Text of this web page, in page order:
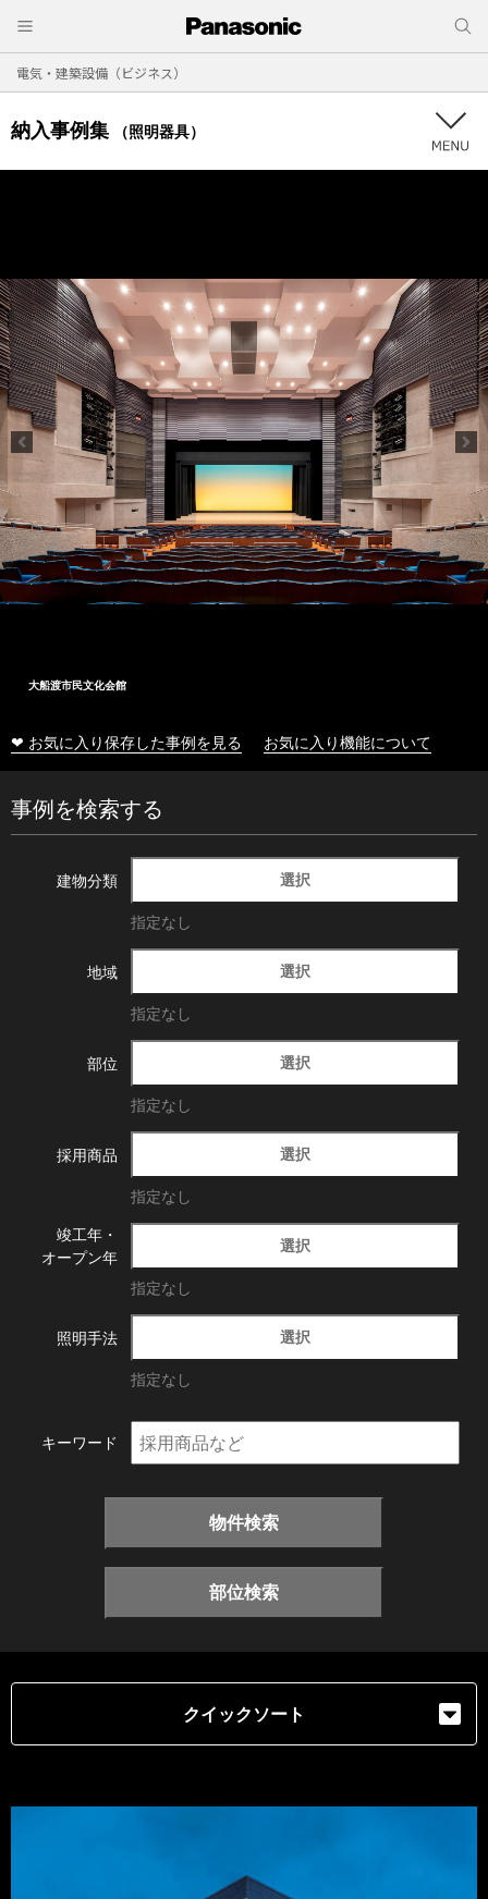
電気・建築設備（ビジネス）
納入事例集 （照明器具）
大船渡市民文化会館
❤ お気に入り保存した事例を見る お気に入り機能について
事例を検索する
建物分類 選択
指定なし
地域 選択
指定なし
部位 選択
指定なし
採用商品 選択
指定なし
竣工年・
オープン年
選択
指定なし
照明手法 選択
指定なし
キーワード
物件検索
部位検索
クイックソート